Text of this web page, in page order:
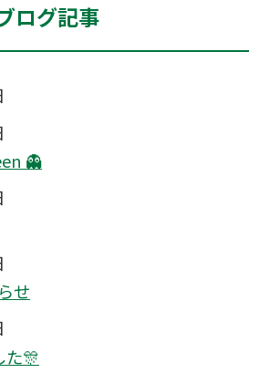
ログ記事
👻
せ
た🎊